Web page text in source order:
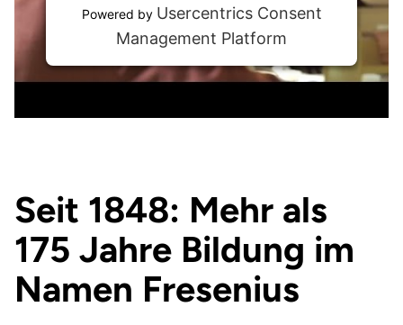
Powered by Usercentrics Consent
Management Platform
Seit 1848: Mehr als
175 Jahre Bildung im
Namen Fresenius